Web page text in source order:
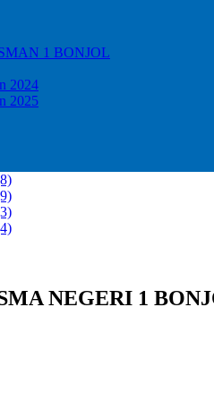
1 BONJOL
2024
2025
NEGERI 1